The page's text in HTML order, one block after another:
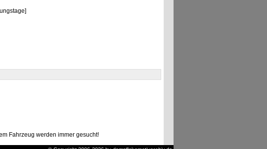
Fahrzeug werden immer gesucht!